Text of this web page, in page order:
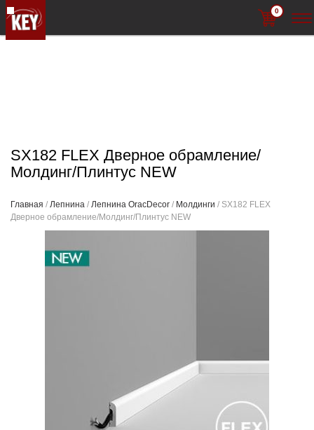
0
SX182 FLEX Дверное обрамление/
Молдинг/Плинтус NEW
Главная / Лепнина / Лепнина OracDecor / Молдинги / SX182 FLEX
Дверное обрамление/Молдинг/Плинтус NEW